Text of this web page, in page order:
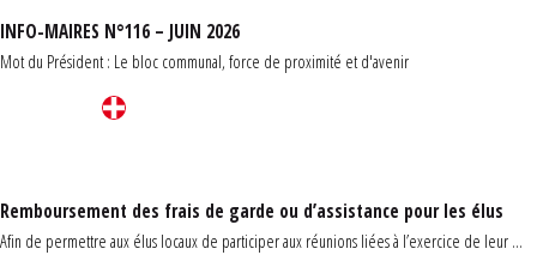
INFO-MAIRES N°116 – JUIN 2026
Mot du Président : Le bloc communal, force de proximité et d'avenir
Remboursement des frais de garde ou d’assistance pour les élus
Afin de permettre aux élus locaux de participer aux réunions liées à l’exercice de leur ...